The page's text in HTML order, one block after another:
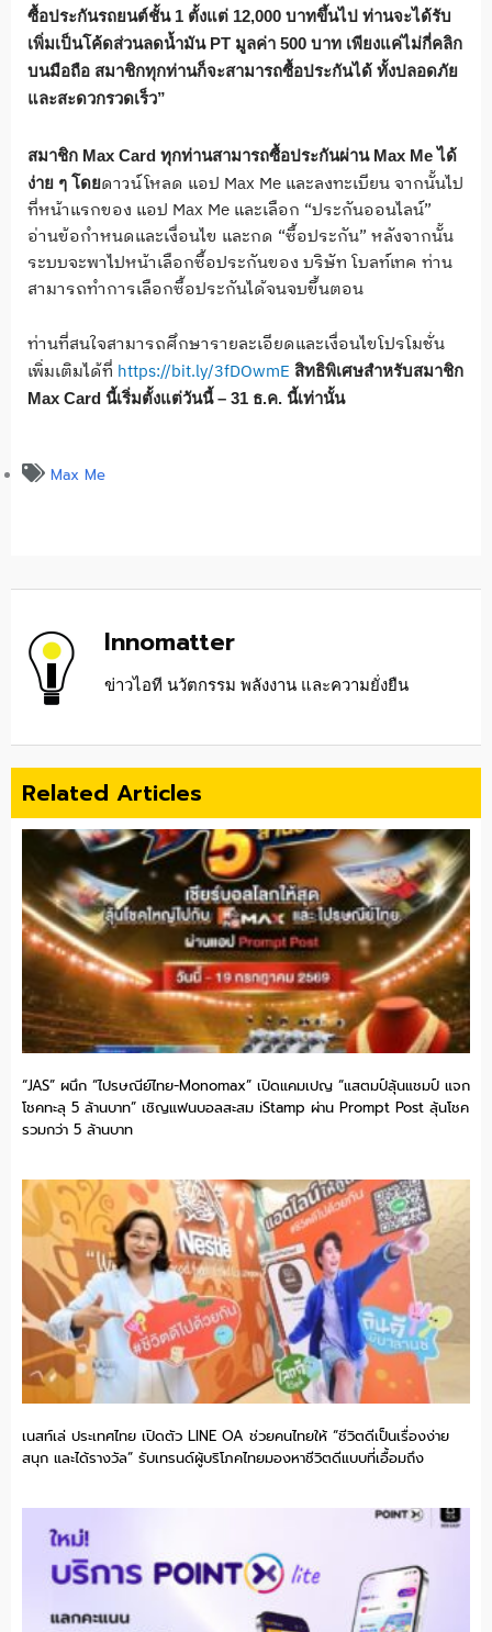
ซื้อประกันรถยนต์ชั้น 1 ตั้งแต่ 12,000 บาทขึ้นไป ท่านจะได้รับ
เพิ่มเป็นโค้ดส่วนลดน้ำมัน PT มูลค่า 500 บาท เพียงแค่ไม่กี่คลิก
บนมือถือ สมาชิกทุกท่านก็จะสามารถซื้อประกันได้ ทั้งปลอดภัย
และสะดวกรวดเร็ว”
สมาชิก Max Card ทุกท่านสามารถซื้อประกันผ่าน Max Meได้
ง่าย ๆ โดยดาวน์โหลด แอป Max Me และลงทะเบียน จากนั้นไป
ที่หน้าแรกของ แอป Max Me และเลือก “ประกันออนไลน์”
อ่านข้อกำหนดและเงื่อนไข และกด “ซื้อประกัน” หลังจากนั้น
ระบบจะพาไปหน้าเลือกซื้อประกันของ บริษัท โบลท์เทค ท่าน
สามารถทำการเลือกซื้อประกันได้จนจบขึ้นตอน
ท่านที่สนใจสามารถศึกษารายละเอียดและเงื่อนไขโปรโมชั่น
เพิ่มเติมได้ที่ https://bit.ly/3fDOwmE สิทธิพิเศษสำหรับสมาชิก
Max Card นี้เริ่มตั้งแต่วันนี้– 31 ธ.ค. นี้เท่านั้น
Max Me
Innomatter
ข่าวไอที นวัตกรรม พลังงาน และความยั่งยืน
Related Articles
“JAS” ผนึก “ไปรษณีย์ไทย-Monomax” เปิดแคมเปญ “แสตมป์ลุ้นแชมป์ แจก
โชคทะลุ 5 ล้านบาท” เชิญแฟนบอลสะสม iStamp ผ่าน Prompt Post ลุ้นโชค
รวมกว่า 5 ล้านบาท
เนสท์เล่ ประเทศไทย เปิดตัว LINE OA ช่วยคนไทยให้ “ชีวิตดีเป็นเรื่องง่าย
สนุก และได้รางวัล” รับเทรนด์ผู้บริโภคไทยมองหาชีวิตดีแบบที่เอื้อมถึง